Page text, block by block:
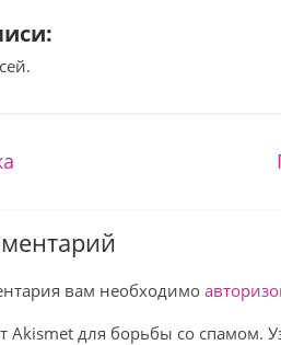
вам необходимо
Akismet для борьбы со спамом.